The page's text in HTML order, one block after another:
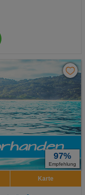
97%
Empfehlung
Karte